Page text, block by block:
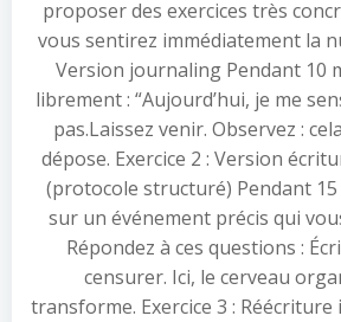
proposer des exercices très
vous sentirez immédiatement la
Version journaling Pendant 10
librement : “Aujourd’hui, je me
pas.Laissez venir. Observez :
dépose. Exercice 2 : Version
(protocole structuré) Pendant
sur un événement précis qui
Répondez à ces questions :
censurer. Ici, le cerveau
transforme. Exercice 3 :